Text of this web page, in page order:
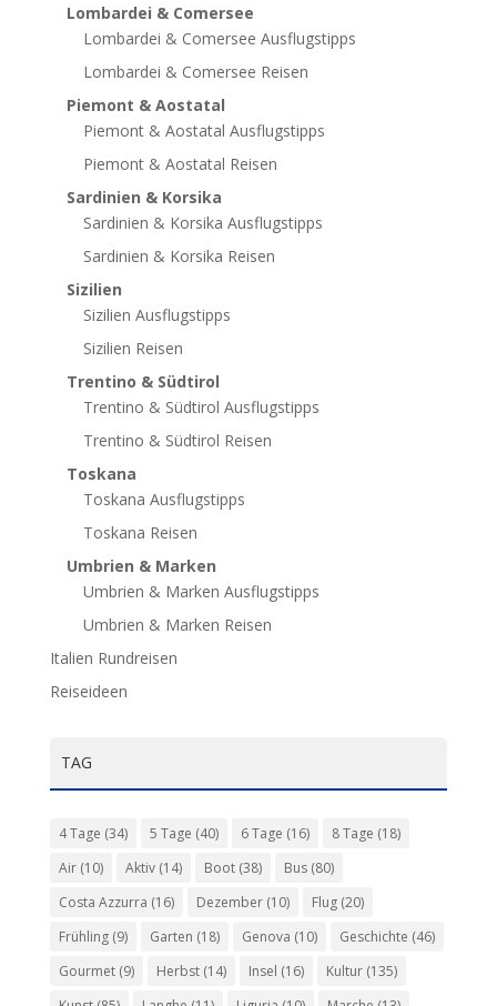
Lombardei & Comersee
Lombardei & Comersee Ausflugstipps
Lombardei & Comersee Reisen
Piemont & Aostatal
Piemont & Aostatal Ausflugstipps
Piemont & Aostatal Reisen
Sardinien & Korsika
Sardinien & Korsika Ausflugstipps
Sardinien & Korsika Reisen
Sizilien
Sizilien Ausflugstipps
Sizilien Reisen
Trentino & Südtirol
Trentino & Südtirol Ausflugstipps
Trentino & Südtirol Reisen
Toskana
Toskana Ausflugstipps
Toskana Reisen
Umbrien & Marken
Umbrien & Marken Ausflugstipps
Umbrien & Marken Reisen
Italien Rundreisen
Reiseideen
TAG
4 Tage (34) 5 Tage (40) 6 Tage (16) 8 Tage (18)
Air(10) Aktiv(14) Boot(38) Bus(80)
Costa Azzurra (16) Dezember(10) Flug(20)
Frühling(9) Garten (18) Genova (10) Geschichte (46)
Gourmet(9) Herbst(14) Insel (16) Kultur(135)